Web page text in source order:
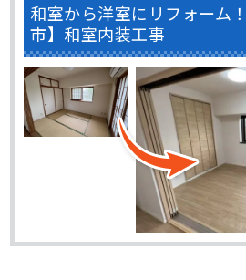
和室から洋室にリフォーム
市】和室内装工事